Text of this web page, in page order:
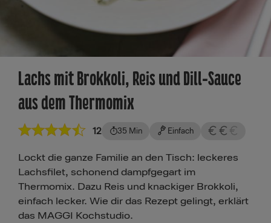
Lachs mit Brokkoli, Reis und Dill-Sauce
aus dem Thermomix
12 35 Min Einfach
Lockt die ganze Familie an den Tisch: leckeres
Lachsfilet, schonend dampfgegart im
Thermomix. Dazu Reis und knackiger Brokkoli,
einfach lecker. Wie dir das Rezept gelingt, erklärt
das MAGGI Kochstudio.